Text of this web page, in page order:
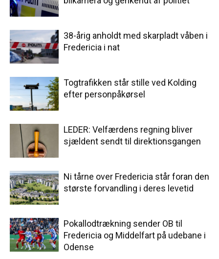
38-årig anholdt med skarpladt våben i
Fredericia i nat
Togtrafikken står stille ved Kolding
efter personpåkørsel
LEDER: Velfærdens regning bliver
sjældent sendt til direktionsgangen
Ni tårne over Fredericia står foran den
største forvandling i deres levetid
Pokallodtrækning sender OB til
Fredericia og Middelfart på udebane i
Odense